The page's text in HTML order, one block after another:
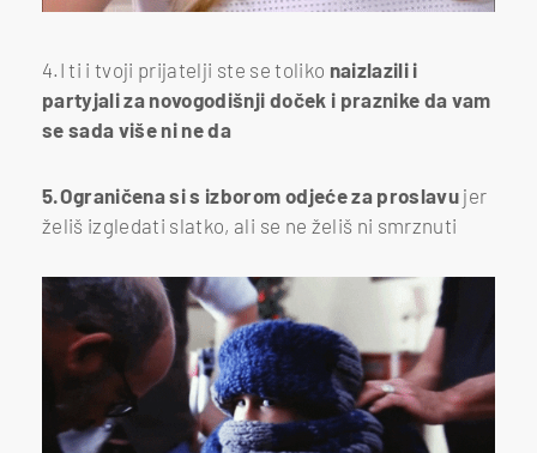
4.I ti i tvoji prijatelji ste se toliko naizlazili i
partyjali za novogodišnji doček i praznike da vam
se sada više ni ne da
5.Ograničena si s izborom odjeće za proslavujer
želiš izgledati slatko, ali se ne želiš ni smrznuti